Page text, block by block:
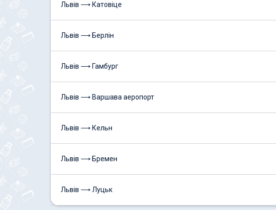
Львів ⟶ Катовіце
Львів ⟶ Берлін
Львів ⟶ Гамбург
Львів ⟶ Варшава аеропорт
Львів ⟶ Кельн
Львів ⟶ Бремен
Львів ⟶ Луцьк